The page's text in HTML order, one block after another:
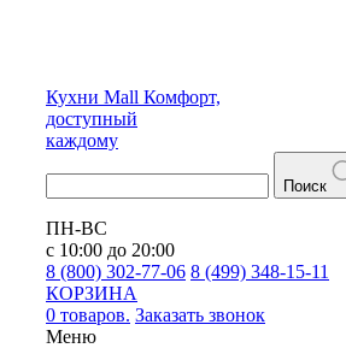
Кухни Mall Комфорт,
доступный
каждому
Поиск
ПН-ВС
с 10:00 до 20:00
8 (800) 302-77-06 8 (499) 348-15-11
КОРЗИНА
0 товаров. Заказать звонок
Меню